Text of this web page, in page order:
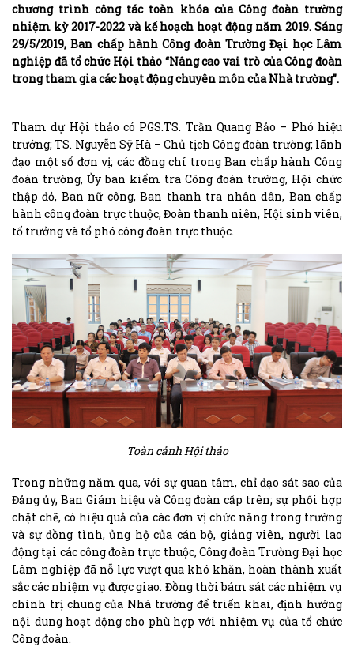
chương trình công tác toàn khóa của Công đoàn trường
nhiệm kỳ 2017-2022 và kế hoạch hoạt động năm 2019. Sáng
29/5/2019, Ban chấp hành Công đoàn Trường Đại học Lâm
nghiệp đã tổ chức Hội thảo “Nâng cao vai trò của Công đoàn
trong tham gia các hoạt động chuyên môn của Nhà trường”.
Tham dự Hội thảo có PGS.TS. Trần Quang Bảo – Phó hiệu
trưởng; TS. Nguyễn Sỹ Hà – Chủ tịch Công đoàn trường; lãnh
đạo một số đơn vị; các đồng chí trong Ban chấp hành Công
đoàn trường, Ủy ban kiểm tra Công đoàn trường, Hội chức
thập đỏ, Ban nữ công, Ban thanh tra nhân dân, Ban chấp
hành công đoàn trực thuộc, Đoàn thanh niên, Hội sinh viên,
tổ trưởng và tổ phó công đoàn trực thuộc.
Toàn cảnh Hội thảo
Trong những năm qua, với sự quan tâm, chỉ đạo sát sao của
Đảng ủy, Ban Giám hiệu và Công đoàn cấp trên; sự phối hợp
chặt chẽ, có hiệu quả của các đơn vị chức năng trong trường
và sự đồng tình, ủng hộ của cán bộ, giảng viên, người lao
động tại các công đoàn trực thuộc, Công đoàn Trường Đại học
Lâm nghiệp đã nỗ lực vượt qua khó khăn, hoàn thành xuất
sắc các nhiệm vụ được giao. Đồng thời bám sát các nhiệm vụ
chính trị chung của Nhà trường để triển khai, định hướng
nội dung hoạt động cho phù hợp với nhiệm vụ của tổ chức
Công đoàn.